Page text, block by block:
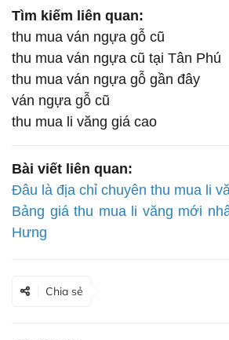
Tìm kiếm liên quan:
thu mua ván ngựa gỗ cũ
thu mua ván ngựa cũ tại Tân Phú
thu mua ván ngựa gỗ gần đây
ván ngựa gỗ cũ
thu mua li văng giá cao
Bài viết liên quan:
Đâu là địa chỉ chuyên thu mua li
Bảng giá thu mua li văng mới
Hưng
Chia sẻ